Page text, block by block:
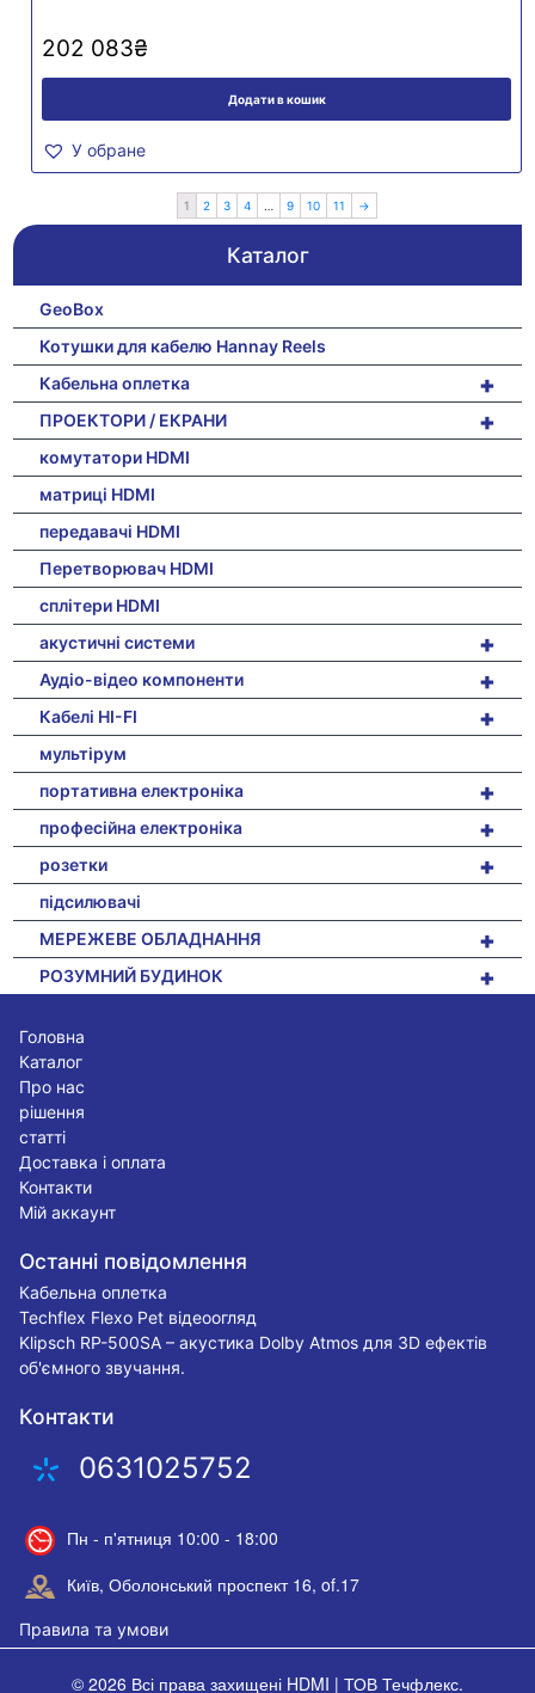
202 083₴
Додати в кошик
У обране
1 2 3 4 … 9 10 11 →
Каталог
GeoBox
Котушки для кабелю Hannay Reels
+
Кабельна оплетка
+
ПРОЕКТОРИ / ЕКРАНИ
комутатори HDMI
матриці HDMI
передавачі HDMI
Перетворювач HDMI
сплітери HDMI
+
акустичні системи
+
Аудіо-відео компоненти
+
Кабелі HI-FI
мультірум
+
портативна електроніка
+
професійна електроніка
+
розетки
підсилювачі
+
МЕРЕЖЕВЕ ОБЛАДНАННЯ
+
РОЗУМНИЙ БУДИНОК
Головна
Каталог
Про нас
рішення
статті
Доставка і оплата
Контакти
Мій аккаунт
Останні повідомлення
Кабельна оплетка
Techflex Flexo Pet відеоогляд
Klipsch RP-500SA – акустика Dolby Atmos для 3D ефектів
об'ємного звучання.
Контакти
0631025752
Пн - п'ятниця 10:00 - 18:00
Київ, Оболонський проспект 16, of.17
Правила та умови
© 2026 Всі права захищені HDMI | ТОВ Течфлекс.